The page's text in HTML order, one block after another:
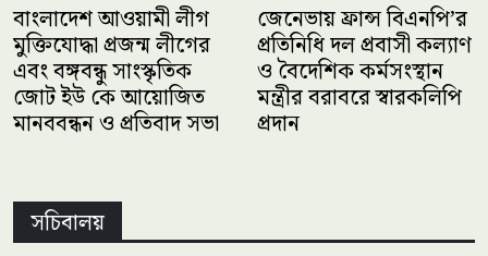
বাংলাদেশ আওয়ামী লীগ
মুক্তিযোদ্ধা প্রজন্ম লীগের
এবং বঙ্গবন্ধু সাংস্কৃতিক
জোট ইউ কে আয়োজিত
মানববন্ধন ও প্রতিবাদ সভা
জেনেভায় ফ্রান্স বিএনপি’র
প্রতিনিধি দল প্রবাসী কল্যাণ
ও বৈদেশিক কর্মসংস্থান
মন্ত্রীর বরাবরে স্বারকলিপি
প্রদান
সচিবালয়